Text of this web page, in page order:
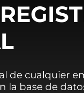
de cualquier
la base de